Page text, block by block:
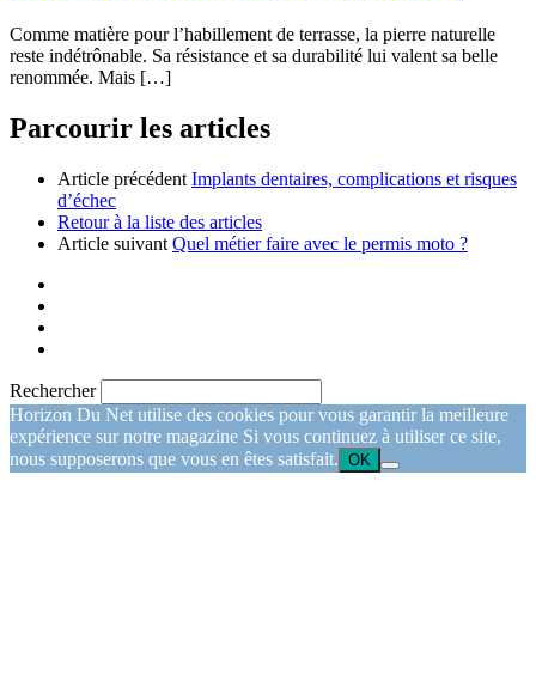
Comme matière pour l’habillement de terrasse, la pierre naturelle
reste indétrônable. Sa résistance et sa durabilité lui valent sa belle
renommée. Mais […]
Parcourir les articles
Article précédent Implants dentaires, complications et risques
d’échec
Retour à la liste des articles
Article suivant Quel métier faire avec le permis moto ?
Rechercher
Horizon Du Net utilise des cookies pour vous garantir la meilleure
expérience sur notre magazine Si vous continuez à utiliser ce site,
nous supposerons que vous en êtes satisfait. OK